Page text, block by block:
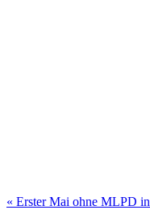
« Erster Mai ohne MLPD